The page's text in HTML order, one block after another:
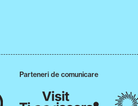
Parteneri de comunicare